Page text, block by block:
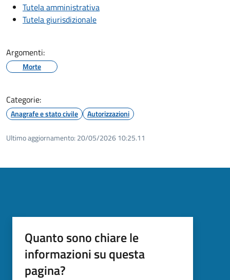
Tutela amministrativa
Tutela giurisdizionale
Argomenti:
Morte
Categorie:
Anagrafe e stato civile Autorizzazioni
Ultimo aggiornamento: 20/05/2026 10:25.11
Quanto sono chiare le
informazioni su questa
pagina?